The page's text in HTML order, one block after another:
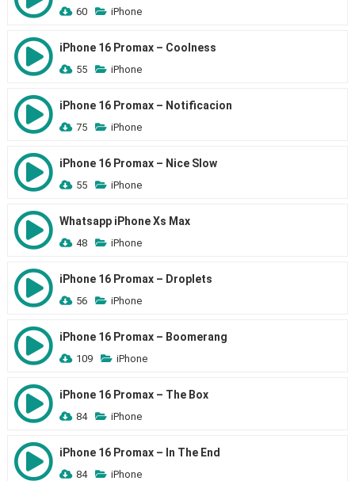
60 iPhone
iPhone 16 Promax – Coolness
55 iPhone
iPhone 16 Promax – Notificacion
75 iPhone
iPhone 16 Promax – Nice Slow
55 iPhone
Whatsapp iPhone Xs Max
48 iPhone
iPhone 16 Promax – Droplets
56 iPhone
iPhone 16 Promax – Boomerang
109 iPhone
iPhone 16 Promax – The Box
84 iPhone
iPhone 16 Promax – In The End
84 iPhone